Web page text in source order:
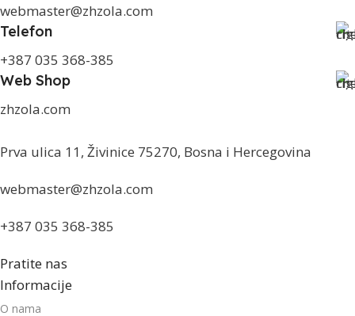
webmaster@zhzola.com
Telefon
+387 035 368-385
Web Shop
zhzola.com
Prva ulica 11, Živinice 75270, Bosna i Hercegovina
webmaster@zhzola.com
+387 035 368-385
Pratite nas
Informacije
O nama